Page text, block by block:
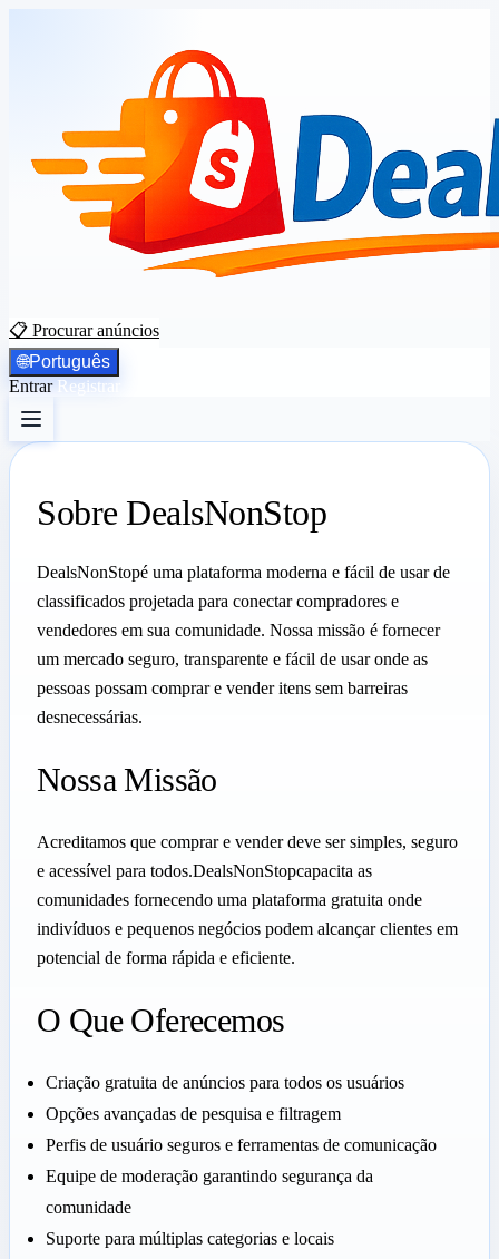
📋 Procurar anúncios
🌐Português
Entrar Registrar
Sobre DealsNonStop
DealsNonStopé uma plataforma moderna e fácil de usar de
classificados projetada para conectar compradores e
vendedores em sua comunidade. Nossa missão é fornecer
um mercado seguro, transparente e fácil de usar onde as
pessoas possam comprar e vender itens sem barreiras
desnecessárias.
Nossa Missão
Acreditamos que comprar e vender deve ser simples, seguro
e acessível para todos.DealsNonStopcapacita as
comunidades fornecendo uma plataforma gratuita onde
indivíduos e pequenos negócios podem alcançar clientes em
potencial de forma rápida e eficiente.
O Que Oferecemos
Criação gratuita de anúncios para todos os usuários
Opções avançadas de pesquisa e filtragem
Perfis de usuário seguros e ferramentas de comunicação
Equipe de moderação garantindo segurança da
comunidade
Suporte para múltiplas categorias e locais